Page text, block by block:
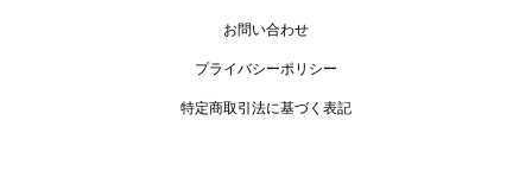
お問い合わせ
プライバシーポリシー
特定商取引法に基づく表記